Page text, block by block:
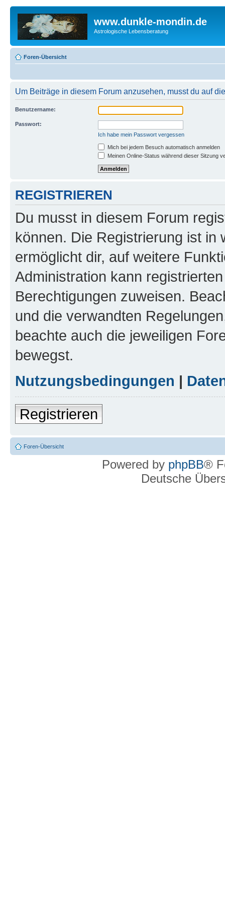
www.dunkle-mondin.de
Astrologische Lebensberatung
Foren-Übersicht
Um Beiträge in diesem Forum anzusehen, musst du auf
Benutzername:
Passwort:
Ich habe mein Passwort vergessen
Mich bei jedem Besuch automatisch anmelden
Meinen Online-Status während dieser Sitzung
REGISTRIEREN
Du musst in diesem Forum
können. Die Registrierung ist in
ermöglicht dir, auf weitere
Administration kann
Berechtigungen zuweisen.
und die verwandten
beachte auch die jeweiligen
bewegst.
Nutzungsbedingungen |
Registrieren
Foren-Übersicht
Powered by phpBB®
Deutsche